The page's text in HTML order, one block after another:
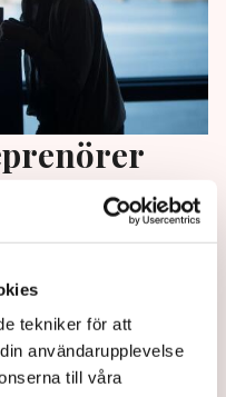
tekniker för att
användarupplevelse
till våra
löper entreprenörer
studie.